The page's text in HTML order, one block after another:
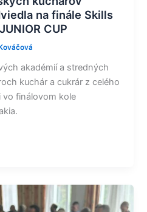
na finále Skills
CUP
akadémií a stredných
kuchár a cukrár z celého
vo finálovom kole